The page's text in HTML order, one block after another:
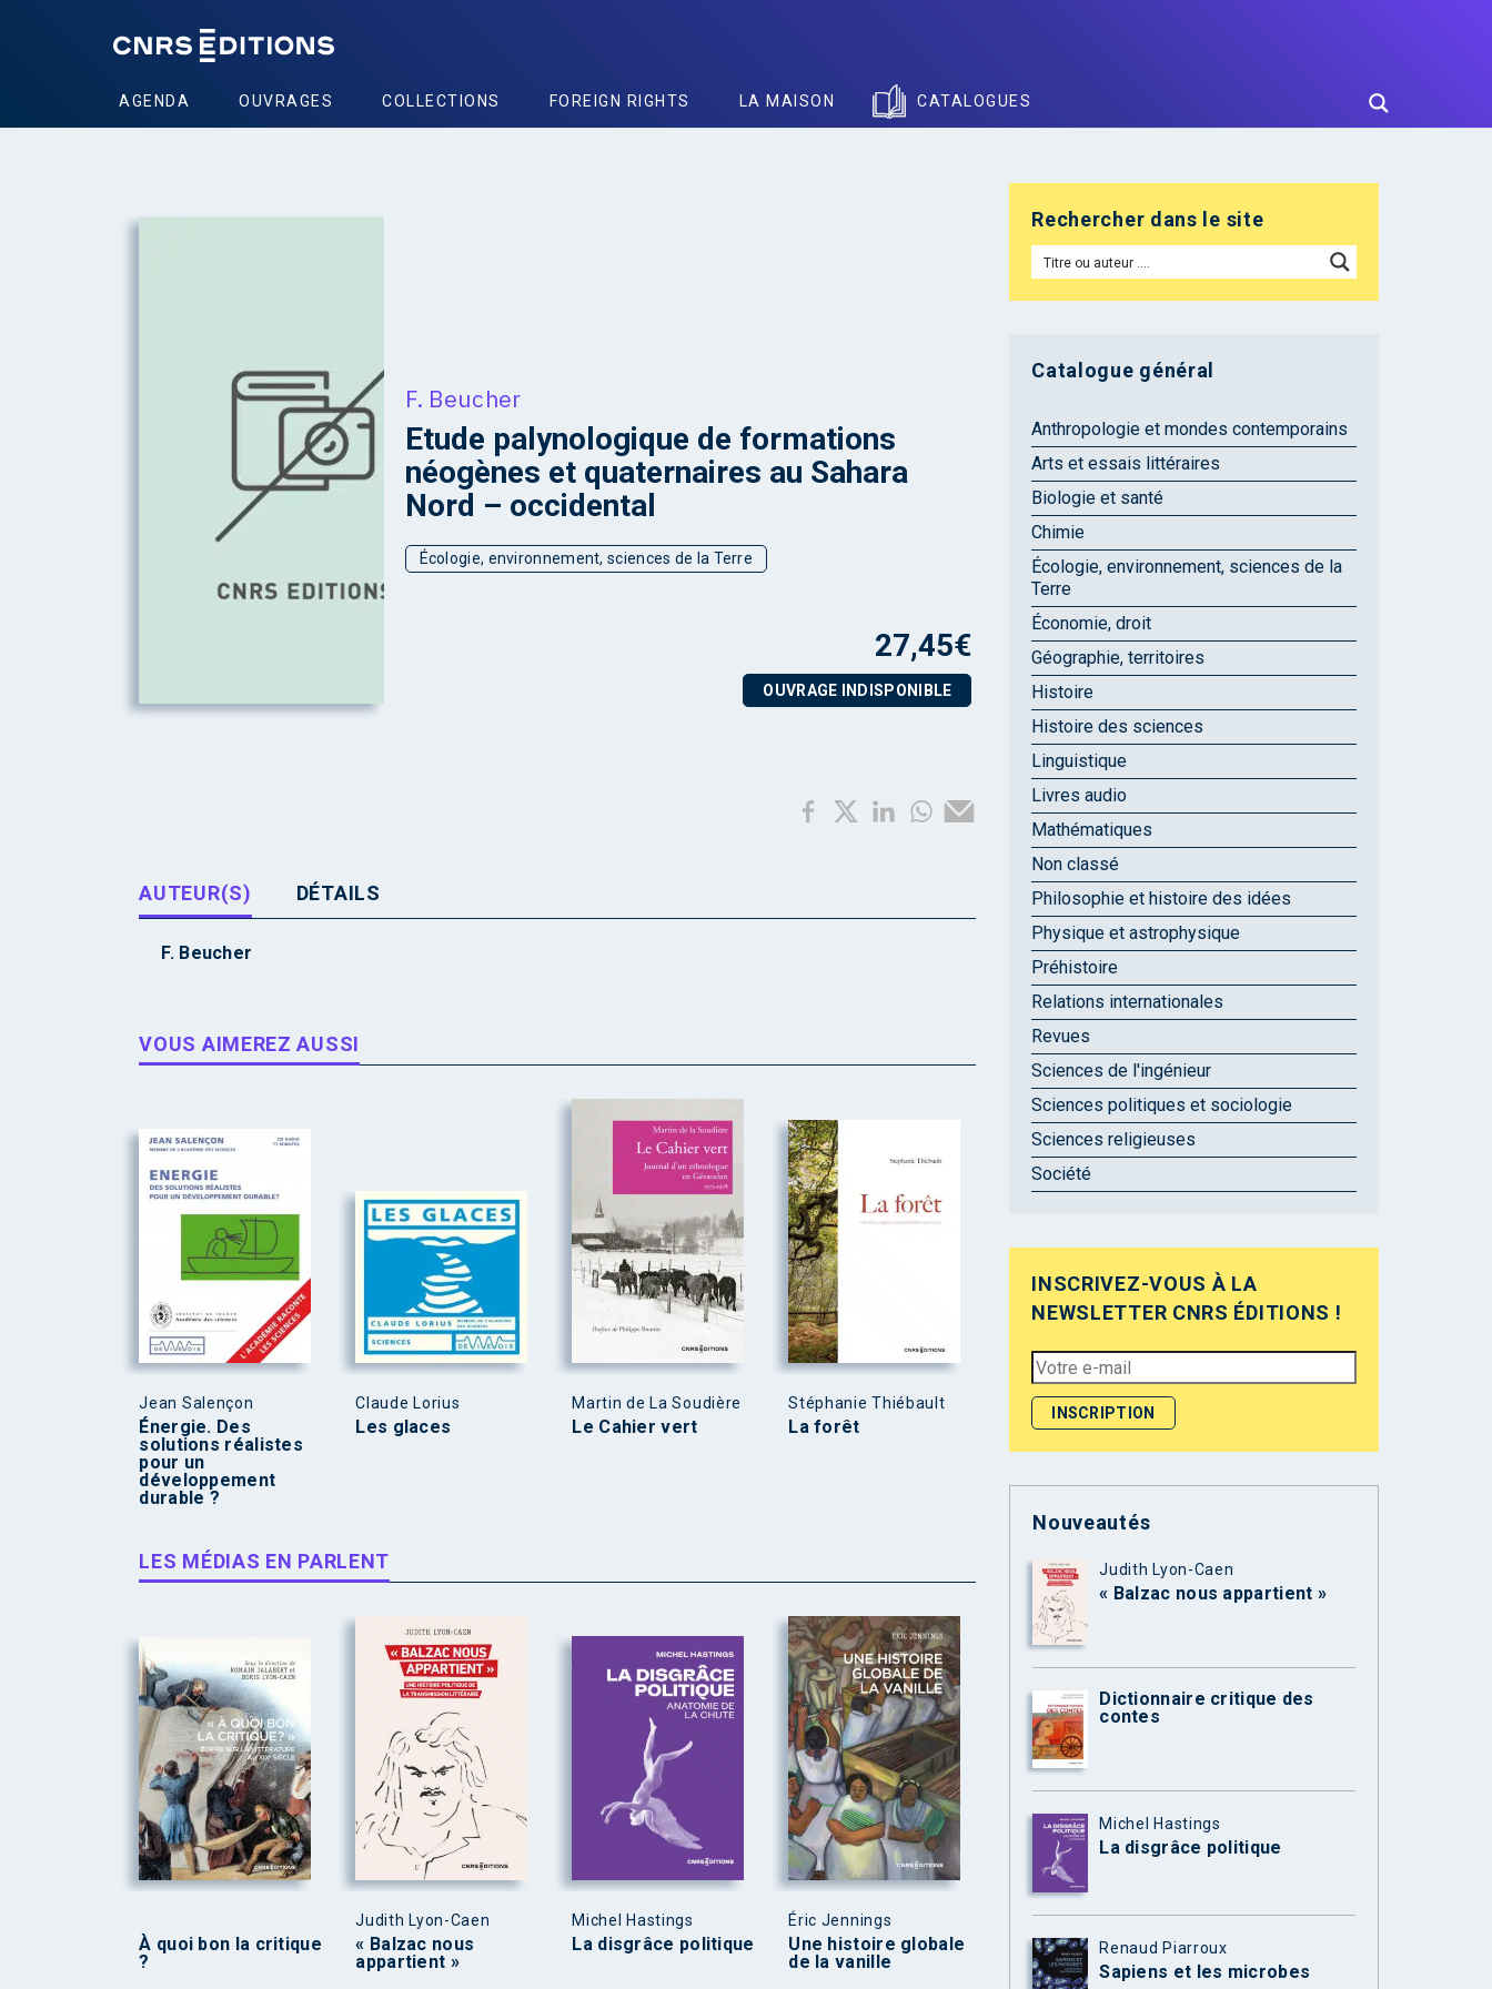
AGENDA OUVRAGES COLLECTIONS FOREIGN RIGHTS LA MAISON CATALOGUES
F. Beucher
Etude palynologique de formations
néogènes et quaternaires au Sahara
Nord – occidental
Écologie, environnement, sciences de la Terre
27,45€
OUVRAGE INDISPONIBLE
AUTEUR(S) DÉTAILS
F. Beucher
VOUS AIMEREZ AUSSI
Jean Salençon
Énergie. Des
solutions réalistes
pour un
développement
durable ?
Claude Lorius
Les glaces
Martin de La Soudière
Le Cahier vert
Stéphanie Thiébault
La forêt
LES MÉDIAS EN PARLENT
À quoi bon la critique
?
Judith Lyon-Caen
« Balzac nous
appartient »
Michel Hastings
La disgrâce politique
Éric Jennings
Une histoire globale
de la vanille
Rechercher dans le site
Catalogue général
Anthropologie et mondes contemporains
Arts et essais littéraires
Biologie et santé
Chimie
Écologie, environnement, sciences de la
Terre
Économie, droit
Géographie, territoires
Histoire
Histoire des sciences
Linguistique
Livres audio
Mathématiques
Non classé
Philosophie et histoire des idées
Physique et astrophysique
Préhistoire
Relations internationales
Revues
Sciences de l'ingénieur
Sciences politiques et sociologie
Sciences religieuses
Société
INSCRIVEZ-VOUS À LA
NEWSLETTER CNRS ÉDITIONS !
Nouveautés
Judith Lyon-Caen
« Balzac nous appartient »
Dictionnaire critique des
contes
Michel Hastings
La disgrâce politique
Renaud Piarroux
Sapiens et les microbes